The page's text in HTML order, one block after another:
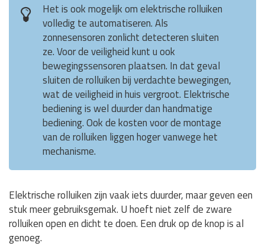
Het is ook mogelijk om elektrische rolluiken
volledig te automatiseren. Als
zonnesensoren zonlicht detecteren sluiten
ze. Voor de veiligheid kunt u ook
bewegingssensoren plaatsen. In dat geval
sluiten de rolluiken bij verdachte bewegingen,
wat de veiligheid in huis vergroot. Elektrische
bediening is wel duurder dan handmatige
bediening. Ook de kosten voor de montage
van de rolluiken liggen hoger vanwege het
mechanisme.
Elektrische rolluiken zijn vaak iets duurder, maar geven een
stuk meer gebruiksgemak. U hoeft niet zelf de zware
rolluiken open en dicht te doen. Een druk op de knop is al
genoeg.